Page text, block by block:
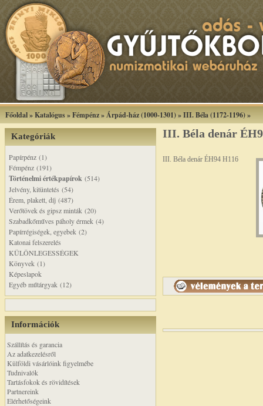
Főoldal»Katalógus»Fémpénz»Árpád-ház (1000-1301)»III. Béla (1172-1196)»
Kategóriák
Papírpénz (1)
Fémpénz (191)
Történelmi értékpapírok (514)
Jelvény, kitüntetés (54)
Érem, plakett, díj (487)
Verőtövek és gipsz minták (20)
Szabadkőműves páholy érmek (4)
Papírrégiségek, egyebek (2)
Katonai felszerelés
KÜLÖNLEGESSÉGEK
Könyvek (1)
Képeslapok
Egyéb műtárgyak (12)
Információk
Szállítás és garancia
Az adatkezelésről
Külföldi vásárlóink figyelmébe
Tudnivalók
Tartásfokok és rövidítések
Partnereink
Elérhetőségeink
III. Béla denár
III. Béla denár ÉH94 H116